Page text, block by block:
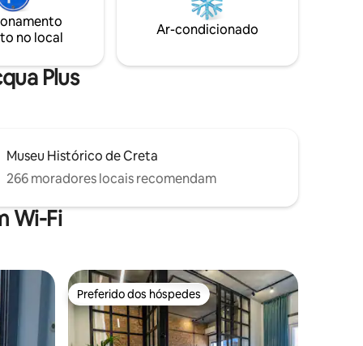
por
para
com o conforto moderno. Perfeito para
no local
Ar-condicionado
Plus
Museu Histórico de Creta
266 moradores locais recomendam
Wi-Fi
Preferido dos hóspedes
Preferido dos hóspedes